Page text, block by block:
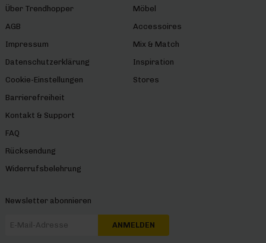
Über Trendhopper
AGB
Impressum
Datenschutzerklärung
Cookie-Einstellungen
Barrierefreiheit
Kontakt & Support
FAQ
Rücksendung
Widerrufsbelehrung
Möbel
Accessoires
Mix & Match
Inspiration
Stores
Newsletter abonnieren
ANMELDEN